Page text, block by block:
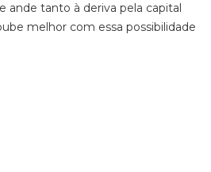
ande tanto à deriva pela capital
melhor com essa possibilidade